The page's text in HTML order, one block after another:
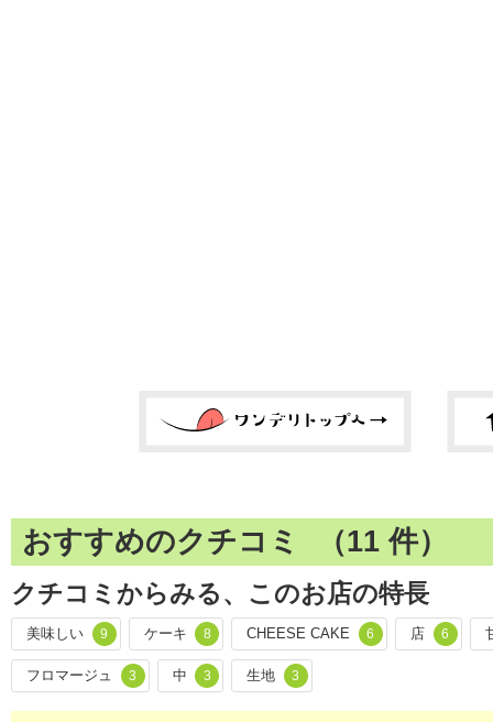
おすすめのクチコミ （11 件）
クチコミからみる、このお店の特長
美味しい 9 ケーキ 8 CHEESE CAKE 6 店 6
フロマージュ 3 中 3 生地 3